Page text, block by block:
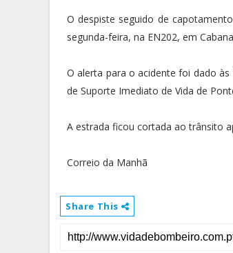
O despiste seguido de
segunda-feira, na EN202, em
O alerta para o acidente foi dado
de Suporte Imediato de Vida de
A estrada ficou cortada ao trânsito
Correio da Manhã
Share This